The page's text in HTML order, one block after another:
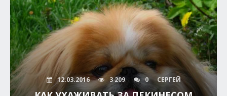
12.03.2016 3 209 0 СЕРГЕЙ